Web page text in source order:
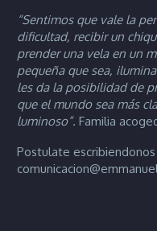
“Sentimos que vale la
dificultad, recibir un
prender una vela en un
pequeña que sea,
les da la posibilidad de
que el mundo sea más
luminoso”. Familia
Postulate escribiendonos